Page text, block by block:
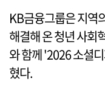
KB금융그룹은 지역
해결해 온 청년 사회
와 함께 '2026 소셜
혔다.